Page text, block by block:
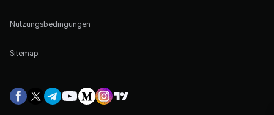
Nutzungsbedingungen
Sitemap